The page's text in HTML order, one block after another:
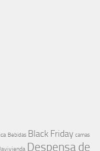
Bebidas Black Friday camas
Despensa de